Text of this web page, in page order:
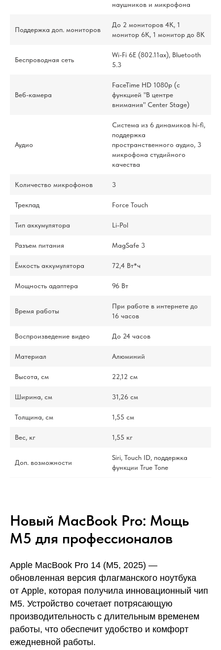
наушников и микрофона
Поддержка доп. мониторов
До 2 мониторов 4К, 1
монитор 6K, 1 монитор до 8К
Беспроводная сеть
Wi-Fi 6E (802.11ax), Bluetooth
5.3
Веб-камера
FaceTime HD 1080p (с
функцией "В центре
внимания" Center Stage)
Аудио
Система из 6 динамиков hi-fi,
поддержка
пространственного аудио, 3
микрофона студийного
качества
Количество микрофонов 3
Трекпад Force Touch
Тип аккумулятора Li-Pol
Разъем питания MagSafe 3
Ёмкость аккумулятора 72,4 Вт*ч
Мощность адаптера 96 Вт
Время работы
При работе в интернете до
16 часов
Воспроизведение видео До 24 часов
Материал Алюминий
Высота, см 22,12 см
Ширина, см 31,26 см
Толщина, см 1,55 см
Вес, кг 1,55 кг
Доп. возможности
Siri, Touch ID, поддержка
функции True Tone
Новый MacBook Pro: Мощь
M5 для профессионалов
Apple MacBook Pro 14 (М5, 2025) —
обновленная версия флагманского ноутбука
от Apple, которая получила инновационный чип
M5. Устройство сочетает потрясающую
производительность с длительным временем
работы, что обеспечит удобство и комфорт
ежедневной работы.